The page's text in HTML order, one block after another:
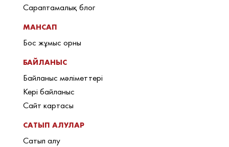
Сараптамалық блог
МАНСАП
Бос жұмыс орны
БАЙЛАНЫС
Байланыс мәліметтері
Кері байланыс
Сайт картасы
САТЫП АЛУЛАР
Сатып алу